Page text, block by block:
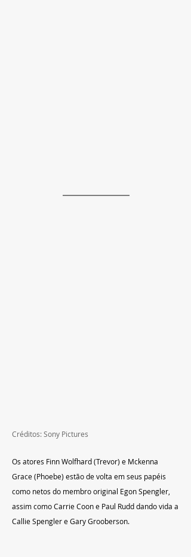
Créditos: Sony Pictures
Os atores Finn Wolfhard (Trevor) e Mckenna
Grace (Phoebe) estão de volta em seus papéis
como netos do membro original Egon Spengler,
assim como Carrie Coon e Paul Rudd dando vida a
Callie Spengler e Gary Grooberson.